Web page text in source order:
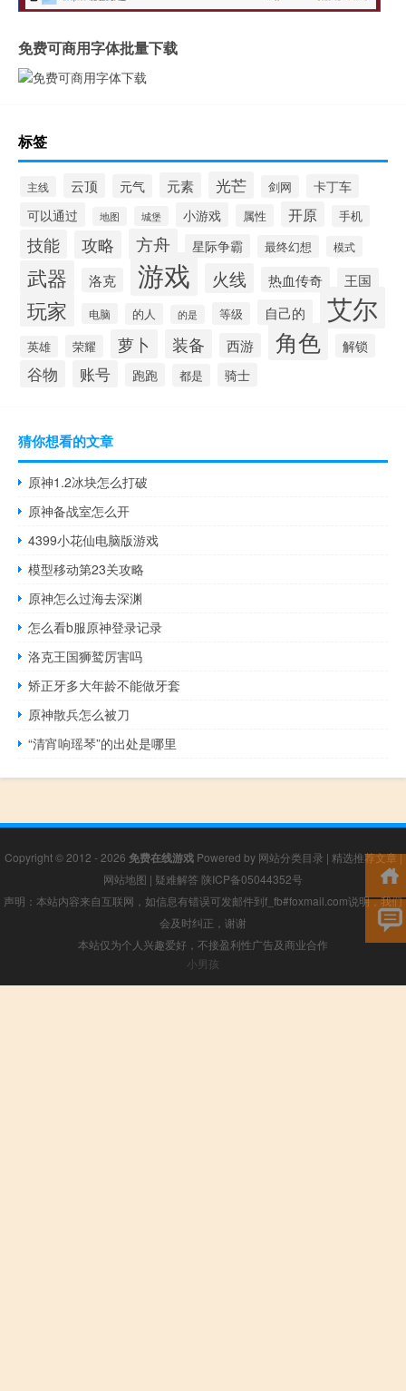
免费可商用字体批量下载
标签
主线 云顶 元气 元素 光芒 剑网 卡丁车
可以通过 地图 城堡 小游戏 属性 开原 手机
技能 攻略 方舟 星际争霸 最终幻想 模式
武器 洛克 游戏 火线 热血传奇 王国
玩家 电脑 的人 的是 等级 自己的 艾尔
英雄 荣耀 萝卜 装备 西游 角色 解锁
谷物 账号 跑跑 都是 骑士
猜你想看的文章
原神1.2冰块怎么打破
原神备战室怎么开
4399小花仙电脑版游戏
模型移动第23关攻略
原神怎么过海去深渊
怎么看b服原神登录记录
洛克王国狮鹫厉害吗
矫正牙多大年龄不能做牙套
原神散兵怎么被刀
“清宵响瑶琴”的出处是哪里
Copyright © 2012 - 2026 免费在线游戏Powered by 网站分类目录 | 精选推荐文章|
网站地图 | 疑难解答 陕ICP备05044352号
声明：本站内容来自互联网，如信息有错误可发邮件到f_fb#foxmail.com说明，我们
会及时纠正，谢谢
本站仅为个人兴趣爱好，不接盈利性广告及商业合作
小男孩